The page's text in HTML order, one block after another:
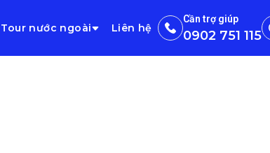
Tour nước ngoài Liên hệ
Cần trợ giúp
0902 751 115